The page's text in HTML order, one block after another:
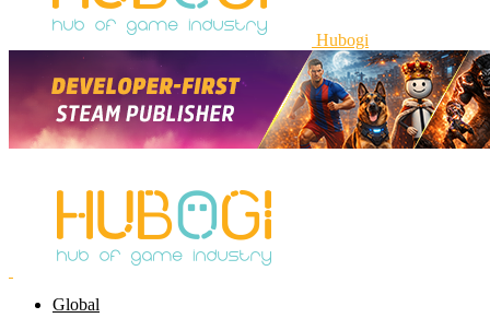
Hubogi
Global